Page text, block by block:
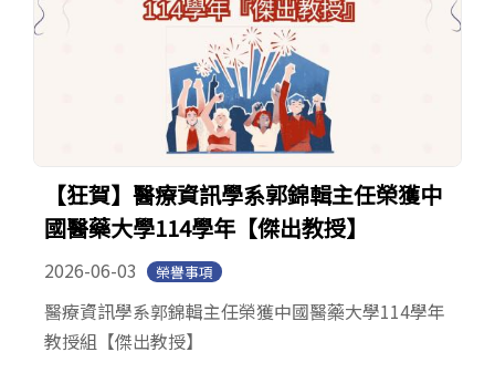
【狂賀】醫療資訊學系郭錦輯主任榮獲中
國醫藥大學114學年【傑出教授】
2026-06-03 榮譽事項
醫療資訊學系郭錦輯主任榮獲中國醫藥大學114學年
教授組【傑出教授】